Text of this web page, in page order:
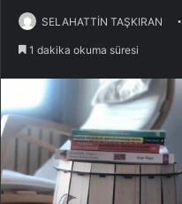
SELAHATTİN TAŞKIRAN
1 dakika okuma süresi